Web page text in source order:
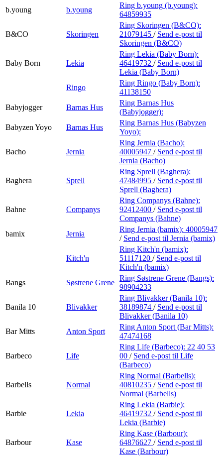
b.young
b.young
Ring b.young (b.young):
64859935
B&CO Skoringen
Ring Skoringen (B&CO):
21079145 / Send e-post til
Skoringen (B&CO)
Baby Born Lekia
Ring Lekia (Baby Born):
46419732 / Send e-post til
Lekia (Baby Born)
Ringo
Ring Ringo (Baby Born):
41138150
Babyjogger
Barnas Hus
Ring Barnas Hus
(Babyjogger):
Babyzen Yoyo
Barnas Hus
Ring Barnas Hus (Babyzen
Yoyo):
Bacho Jernia
Ring Jernia (Bacho):
40005947 / Send e-post til
Jernia (Bacho)
Baghera Sprell
Ring Sprell (Baghera):
47484995 / Send e-post til
Sprell (Baghera)
Bahne Companys
Ring Companys (Bahne):
92412400 / Send e-post til
Companys (Bahne)
bamix
Jernia
Ring Jernia (bamix): 40005947
/ Send e-post til Jernia (bamix)
Kitch'n
Ring Kitch'n (bamix):
51117120 / Send e-post til
Kitch'n (bamix)
Bangs
Søstrene Grene
Ring Søstrene Grene (Bangs):
98904233
Banila 10 Blivakker
Ring Blivakker (Banila 10):
38189874 / Send e-post til
Blivakker (Banila 10)
Bar Mitts
Anton Sport
Ring Anton Sport (Bar Mitts):
47474168
Barbeco Life
Ring Life (Barbeco): 22 40 53
00 / Send e-post til Life
(Barbeco)
Barbells Normal
Ring Normal (Barbells):
40810235 / Send e-post til
Normal (Barbells)
Barbie Lekia
Ring Lekia (Barbie):
46419732 / Send e-post til
Lekia (Barbie)
Barbour Kase
Ring Kase (Barbour):
64876627 / Send e-post til
Kase (Barbour)